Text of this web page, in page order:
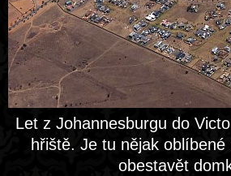
Let z Johannesburgu do
hřiště. Je tu nějak
obestavět